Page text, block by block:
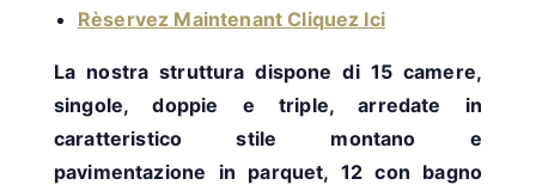
Rèservez Maintenant Cliquez Ici
La nostra struttura dispone di 15 camere,
singole, doppie e triple, arredate in
caratteristico stile montano e
pavimentazione in parquet, 12 con bagno